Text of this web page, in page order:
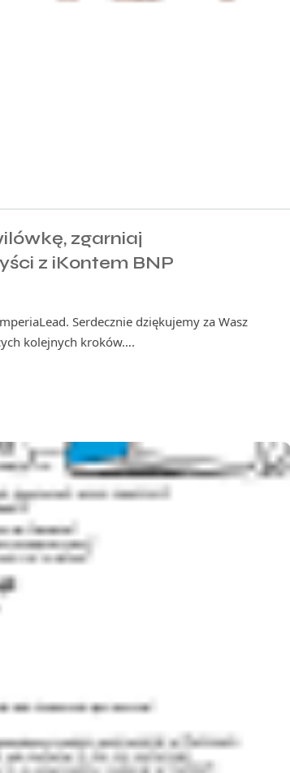
zgarniaj
z iKontem BNP
Serdecznie dziękujemy za Wasz
kolejnych kroków….